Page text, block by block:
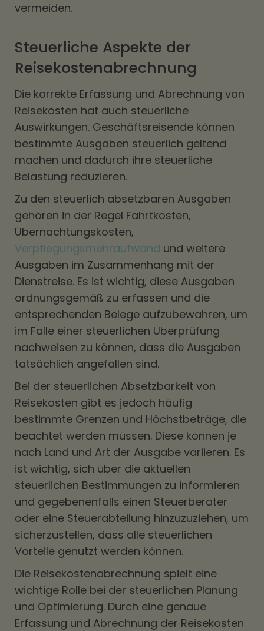
vermeiden.
Steuerliche Aspekte der
Reisekostenabrechnung
Die korrekte Erfassung und Abrechnung von
Reisekosten hat auch steuerliche
Auswirkungen. Geschäftsreisende können
bestimmte Ausgaben steuerlich geltend
machen und dadurch ihre steuerliche
Belastung reduzieren.
Zu den steuerlich absetzbaren Ausgaben
gehören in der Regel Fahrtkosten,
Übernachtungskosten,
Verpflegungsmehraufwand und weitere
Ausgaben im Zusammenhang mit der
Dienstreise. Es ist wichtig, diese Ausgaben
ordnungsgemäß zu erfassen und die
entsprechenden Belege aufzubewahren, um
im Falle einer steuerlichen Überprüfung
nachweisen zu können, dass die Ausgaben
tatsächlich angefallen sind.
Bei der steuerlichen Absetzbarkeit von
Reisekosten gibt es jedoch häufig
bestimmte Grenzen und Höchstbeträge, die
beachtet werden müssen. Diese können je
nach Land und Art der Ausgabe variieren. Es
ist wichtig, sich über die aktuellen
steuerlichen Bestimmungen zu informieren
und gegebenenfalls einen Steuerberater
oder eine Steuerabteilung hinzuzuziehen, um
sicherzustellen, dass alle steuerlichen
Vorteile genutzt werden können.
Die Reisekostenabrechnung spielt eine
wichtige Rolle bei der steuerlichen Planung
und Optimierung. Durch eine genaue
Erfassung und Abrechnung der Reisekosten